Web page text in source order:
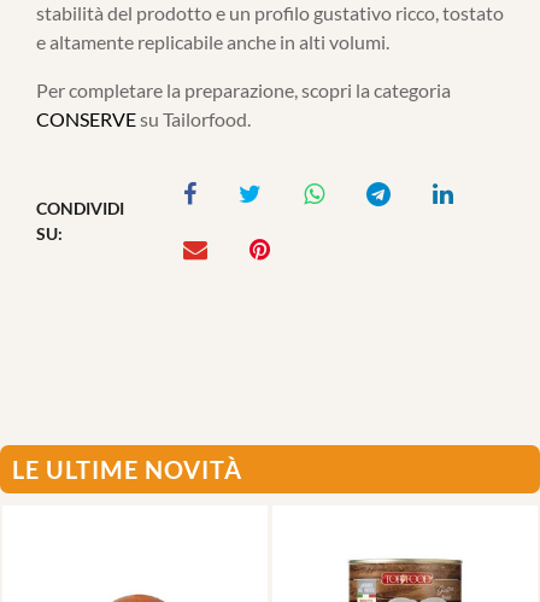
stabilità del prodotto e un profilo gustativo ricco, tostato
e altamente replicabile anche in alti volumi.
Per completare la preparazione, scopri la categoria
CONSERVEsu Tailorfood.
CONDIVIDI
SU:
LE ULTIME NOVITÀ